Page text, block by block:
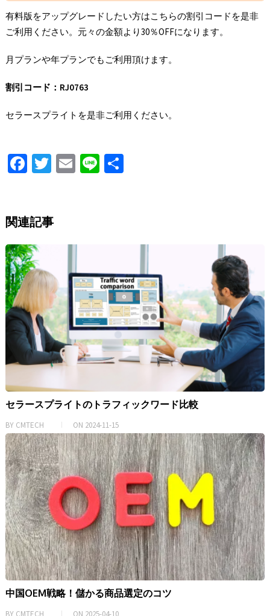
有料版をアップグレードしたい方はこちらの割引コードを是非
ご利用ください。元々の金額より30％OFFになります。
月プランや年プランでもご利用頂けます。
割引コード：RJ0763
セラースプライトを是非ご利用ください。
Fa
o
o
k
T
er
E Li S
関連記事
セラースプライトのトラフィックワード比較
BY CMTECH ON 2024-11-15
中国OEM戦略！儲かる商品選定のコツ
BY CMTECH ON 2025-04-10